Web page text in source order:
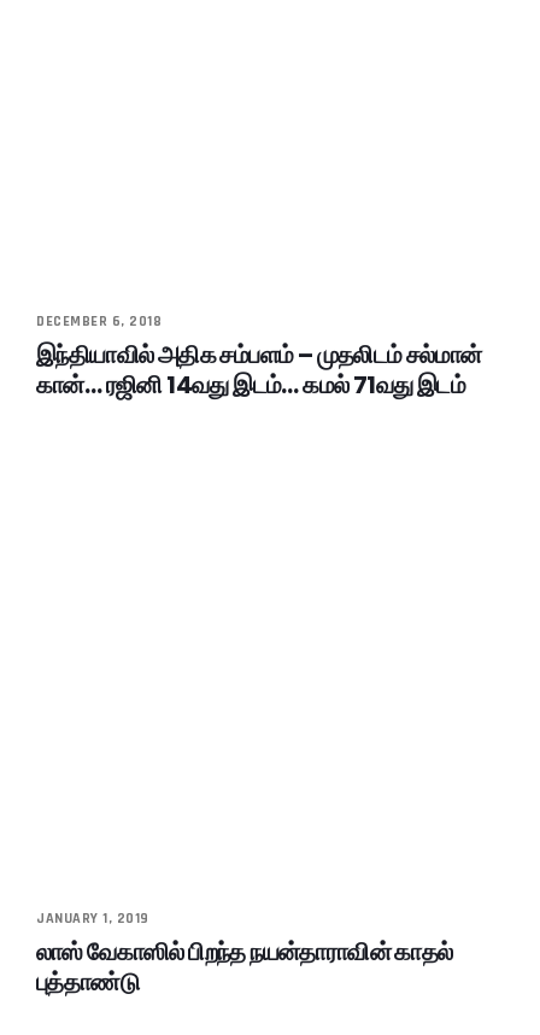
DECEMBER 6, 2018
இந்தியாவில் அதிக சம்பளம் – முதலிடம் சல்மான்
கான்… ரஜினி 14வது இடம்… கமல் 71வது இடம்
JANUARY 1, 2019
லாஸ் வேகாஸில் பிறந்த நயன்தாராவின் காதல்
புத்தாண்டு